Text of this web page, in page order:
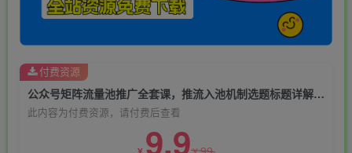
公众号矩阵流量池推广全套课，推流入池机制选题标题详解，DeepSeek AI批量做内容，多渠道变现全流程教学
此内容为付费资源，请付费后查看
9.9
付费资源